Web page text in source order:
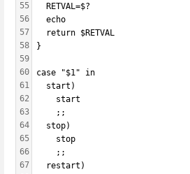
55
56
57
58
59
60
61
62
63
64
65
66
67
  RETVAL=$?
  echo
  return $RETVAL
}
case "$1" in
  start)
    start
    ;;
  stop)
    stop
    ;;
  restart)